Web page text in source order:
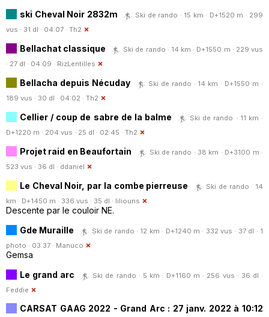
ski Cheval Noir 2832m
Ski de rando · 15 km · D+1520 m · 299
vus · 31 dl · 04:07 · Th2
Bellachat classique
Ski de rando · 14 km · D+1550 m · 229 vus
· 27 dl · 04:09 · RizLentilles
Bellacha depuis Nécuday
Ski de rando · 14 km · D+1550 m ·
189 vus · 30 dl · 04:02 · Th2
Cellier / coup de sabre de la balme
Ski de rando · 11 km ·
D+1220 m · 204 vus · 25 dl · 02:45 · Th2
Projet raid en Beaufortain
Ski de rando · 38 km · D+3100 m ·
523 vus · 36 dl · ddaniel
Le Cheval Noir, par la combe pierreuse
Ski de rando · 14
km · D+1450 m · 336 vus · 35 dl · liliouns
Descente par le couloir NE.
Gde Muraille
Ski de rando · 12 km · D+1240 m · 332 vus · 37 dl · 1
photo · 03:37 · Manuco
Gemsa
Le grand arc
Ski de rando · 5 km · D+1160 m · 256 vus · 36 dl ·
Feddie
CARSAT GAAG 2022 - Grand Arc : 27 janv. 2022 à 10:12